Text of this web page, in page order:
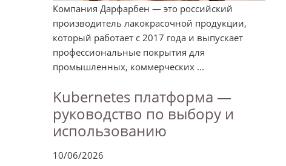
Компания Дарфарбен — это российский
производитель лакокрасочной продукции,
который работает с 2017 года и выпускает
профессиональные покрытия для
промышленных, коммерческих ...
Kubernetes платформа —
руководство по выбору и
использованию
10/06/2026